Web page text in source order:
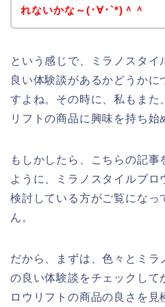
れないかな～(･∀･`*)＾＾
という感じで、ミラノスタイ
良い体験談があるかどうかに
すよね。その時に、私もまた
リフトの商品に興味を持ち始
もしかしたら、こちらの記事
ように、ミラノスタイルブロ
検討している方がご覧になっ
ん。
だから、まずは、色々とミラ
の良い体験談をチェックして
ロウリフトの商品の良さを見